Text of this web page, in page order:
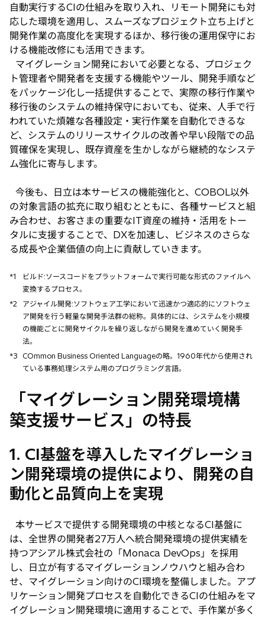
自動実行するCIの仕組みを取り入れ、リモート開発にも対
応した環境を適用し、スムーズなプロジェクト立ち上げと
開発作業の高度化を実現するほか、移行後の運用保守にお
ける機能改修にも活用できます。
マイグレーション開発において必要となる、プロジェク
ト管理者や開発者を支援する機能やツール、開発手順など
をパッケージ化し一括提供することで、実際の移行作業や
移行後のシステムの維持保守においても、従来、人手で行
われていた煩雑な各種設定・実行作業を自動化できるな
ど、システムのリリースサイクルの改善や早い段階での品
質確保を実現し、既存資産を生かしながら継続的なシステ
ム強化に寄与します。
今後も、日立は本サービスの機能強化と、COBOL以外
の対象言語の拡充に取り組むとともに、各種サービスと組
み合わせ、お客さまの重要なIT資産の維持・活用をトー
タルに支援することで、DXを加速し、ビジネスのさらな
る成長や企業価値の向上に貢献していきます。
*1
ビルド:ソースコードをプラットフォームで実行可能な形式のファイルへ
変換するプロセス。
*2
アジャイル開発:ソフトウェア工学において迅速かつ適応的にソフトウェ
ア開発を行う軽量な開発手法群の総称。具体的には、システムを小規模
の機能ごとに開発サイクルを繰り返しながら開発を進めていく開発手
法。
*3 COmmon Business Oriented Languageの略。1960年代から使用され
ている事務処理システム用のプログラミング言語。
「マイグレーション開発環境構
築支援サービス」の特長
1. CI基盤を導入したマイグレーショ
ン開発環境の提供により、開発の自
動化と品質向上を実現
本サービスで提供する開発環境の中核となるCI基盤に
は、全世界の開発者27万人へ統合開発環境の提供実績を
持つアシアル株式会社の「Monaca DevOps」を採用
し、日立が有するマイグレーションノウハウと組み合わ
せ、マイグレーション向けのCI環境を整備しました。アプ
リケーション開発プロセスを自動化できるCIの仕組みをマ
イグレーション開発環境に適用することで、手作業が多く